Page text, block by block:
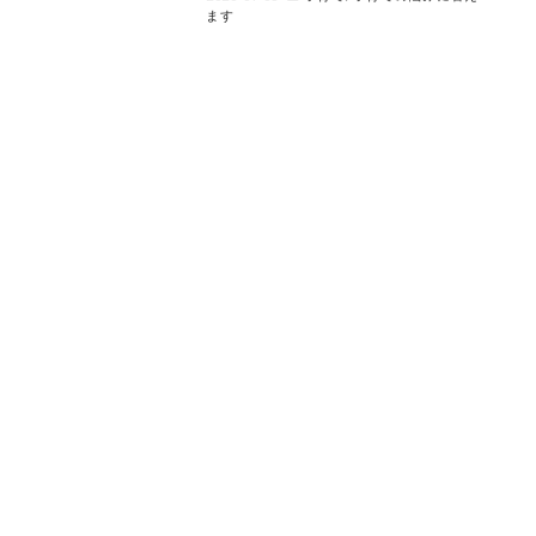
ます